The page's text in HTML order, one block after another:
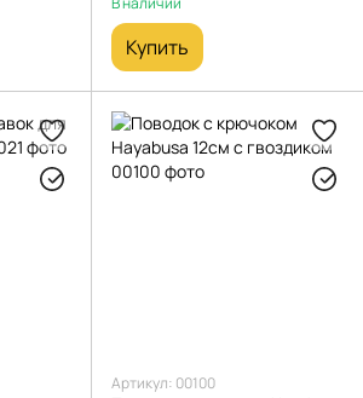
Купить
Артикул: 00100